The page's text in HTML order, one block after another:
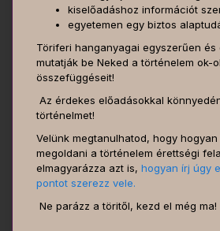
kiselőadáshoz információt
egyetemen egy biztos
Töriferi hanganyagai egyszerűen
mutatják be Neked a történelem ok-
összefüggéseit!
Az érdekes előadásokkal
történelmet!
Velünk megtanulhatod, hogy
megoldani a történelem érettségi
elmagyarázza azt is, hogyan írj úgy
pontot szerezz vele.
Ne parázz a töritől, kezd el még ma!